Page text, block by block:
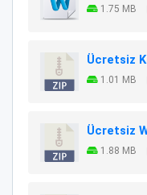
1.75 MB
Ücretsiz
1.01 MB
Ücretsiz
1.88 MB